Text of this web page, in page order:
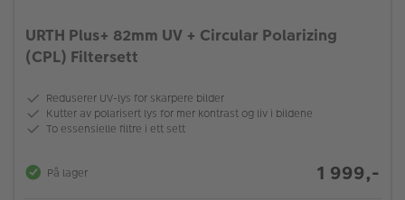
URTH Plus+ 82mm UV + Circular Polarizing
(CPL) Filtersett
Reduserer UV-lys for skarpere bilder
Kutter av polarisert lys for mer kontrast og liv i bildene
To essensielle filtre i ett sett
På lager 1 999,-